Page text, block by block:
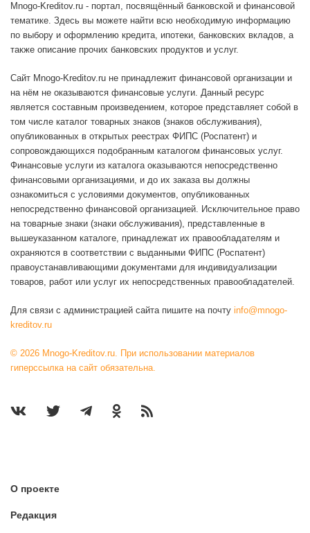
Mnogo-Kreditov.ru - портал, посвящённый банковской и финансовой
тематике. Здесь вы можете найти всю необходимую информацию
по выбору и оформлению кредита, ипотеки, банковских вкладов, а
также описание прочих банковских продуктов и услуг.
Сайт Mnogo-Kreditov.ru не принадлежит финансовой организации и
на нём не оказываются финансовые услуги. Данный ресурс
является составным произведением, которое представляет собой в
том числе каталог товарных знаков (знаков обслуживания),
опубликованных в открытых реестрах ФИПС (Роспатент) и
сопровождающихся подобранным каталогом финансовых услуг.
Финансовые услуги из каталога оказываются непосредственно
финансовыми организациями, и до их заказа вы должны
ознакомиться с условиями документов, опубликованных
непосредственно финансовой организацией. Исключительное право
на товарные знаки (знаки обслуживания), представленные в
вышеуказанном каталоге, принадлежат их правообладателям и
охраняются в соответствии с выданными ФИПС (Роспатент)
правоустанавливающими документами для индивидуализации
товаров, работ или услуг их непосредственных правообладателей.
Для связи с администрацией сайта пишите на почту info@mnogo-
kreditov.ru
© 2026 Mnogo-Kreditov.ru. При использовании материалов
гиперссылка на сайт обязательна.
О проекте
Редакция